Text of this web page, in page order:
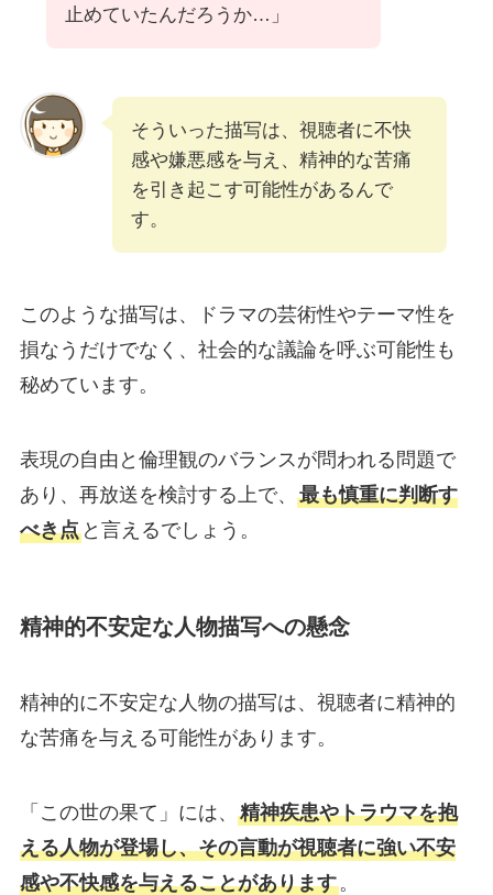
止めていたんだろうか…」
そういった描写は、視聴者に不快
感や嫌悪感を与え、精神的な苦痛
を引き起こす可能性があるんで
す。
このような描写は、ドラマの芸術性やテーマ性を
損なうだけでなく、社会的な議論を呼ぶ可能性も
秘めています。
表現の自由と倫理観のバランスが問われる問題で
あり、再放送を検討する上で、 最も慎重に判断す
べき点と言えるでしょう。
精神的不安定な人物描写への懸念
精神的に不安定な人物の描写は、視聴者に精神的
な苦痛を与える可能性があります。
「この世の果て」には、 精神疾患やトラウマを抱
える人物が登場し、その言動が視聴者に強い不安
感や不快感を与えることがあります。